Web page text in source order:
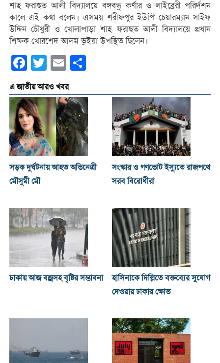
শাহ ফরাছত আলী বিদ্যালয়ে বঙ্গবন্ধু কর্ণার ও লাইব্রেরী পরির্দশন
কালে এই কথা বলেন। এসময় শরীফপুর ইউপি চেয়ারম্যান সাইফ
উদ্দিন চৌধুরী ও খোলাপাড়া শাহ ফরাছত আলী বিদ্যালয়ে প্রধান
শিক্ষক খোরশেদ আলম ভুইয়া উপস্থিত ছিলেন।
Facebook
Twitter Email
এ জাতীয় আরও খবর
সড়ক দুর্ঘটনায় আহত অভিনেত্রী
মৌসুমী মৌ
সংস্কার ও গণভোট ইস্যুতে রাজপথে
সরব বিরোধীরা
ঢাকায় আজ বজ্রসহ বৃষ্টির সম্ভাবনা
হাসিনাকে দিল্লিতে বক্তব্যের সুযোগ
দেওয়ায় ঢাকার ক্ষোভ